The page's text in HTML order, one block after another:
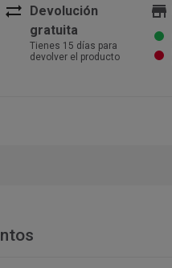
sync_alt
Devolución
gratuita
Tienes 15 días para
devolver el producto
store